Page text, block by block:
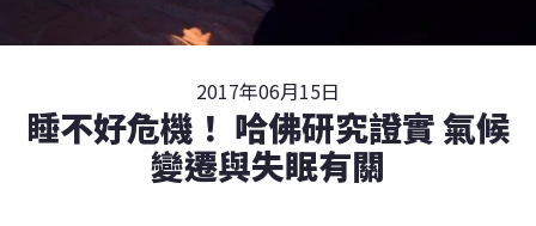
2017年06月15日
睡不好危機！ 哈佛研究證實 氣候
變遷與失眠有關